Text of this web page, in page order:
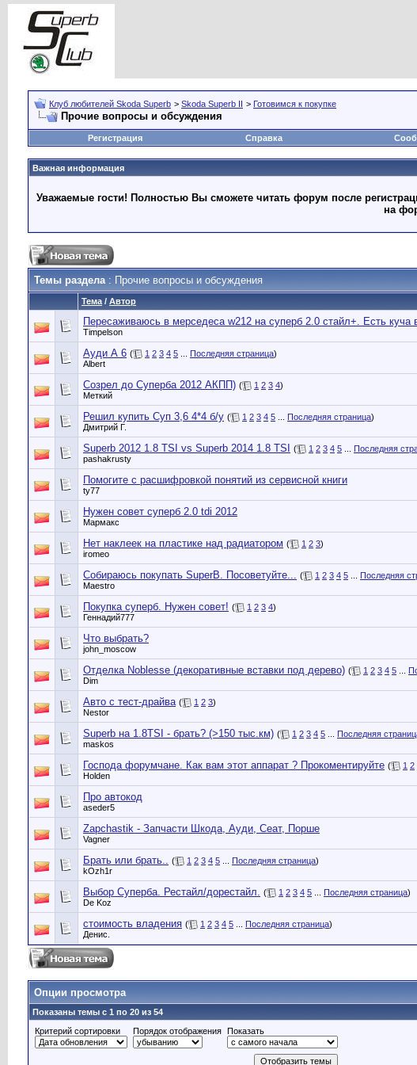
Клуб любителей Skoda Superb > Skoda Superb II > Готовимся к покупке
Прочие вопросы и обсуждения
Регистрация
Справка
Важная информация
Уважаемые гости! Полностью Вы сможете читать форум после
на
Темы раздела: Прочие вопросы и обсуждения
Тема / Автор
Пересаживаюсь в мерседеса w212 на суперб 2.0 стайл+. Есть куча
Timpelson
Ауди А 6 ( 1 2 3 4 5 Последняя страница)
Albert
Созрел до Суперба 2012 АКПП) ( 1 2 3 4)
Меткий
Решил купить Суп 3,6 4*4 б/у ( 1 2 3 4 5 Последняя страница)
Дмитрий Г.
Superb 2012 1.8 TSI vs Superb 2014 1.8 TSI ( 1 2 3 4 5 Последняя
pashakrusty
Помогите c расшифровкой понятий из сервисной книги
ty77
Нужен совет суперб 2.0 tdi 2012
Мармакс
Нет наклеек на пластике над радиатором ( 1 2 3)
iromeo
Собираюсь покупать SuperB. Посоветуйте... ( 1 2 3 4 5 Последняя
Maestro
Покупка суперб. Нужен совет! ( 1 2 3 4)
Геннадий777
Что выбрать?
john_moscow
Отделка Noblesse (декоративные вставки под дерево) ( 1 2 3 4 5
Dim
Авто с тест-драйва ( 1 2 3)
Nestor
Superb на 1.8TSI - брать? (>150 тыс.км) ( 1 2 3 4 5 Последняя
maskos
Господа форумчане. Как вам этот аппарат ? Прокоментируйте ( 1 2
Holden
Про автокод
aseder5
Zapchastik - Запчасти Шкода, Ауди, Сеат, Порше
Vagner
Брать или брать.. ( 1 2 3 4 5 Последняя страница)
kOzh1r
Выбор Суперба. Рестайл/дорестайл. ( 1 2 3 4 5 Последняя страница)
De Koz
стоимость владения ( 1 2 3 4 5 Последняя страница)
Денис.
Опции просмотра
Показаны темы с 1 по 20 из 54
Критерий сортировки
Порядок отображения Показать